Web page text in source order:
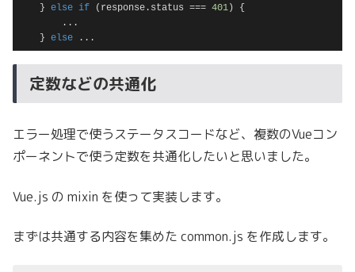
    }
else if (response.status === 401 ) {
        ...
    }
else ...
定数などの共通化
エラー処理で使うステータスコードなど、複数のVueコン
ポーネントで使う定数を共通化したいと思いました。
Vue.js の mixin を使って実装します。
まずは共通する内容を集めた common.js を作成します。